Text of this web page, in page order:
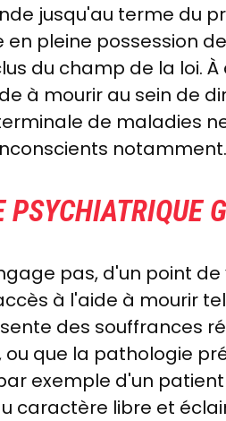
jusqu'au terme du
pleine possession
du champ de la loi. À
à mourir au sein de
de maladies
notamment.
pas, d'un point de
à l'aide à mourir
des souffrances
que la pathologie
exemple d'un patient
caractère libre et